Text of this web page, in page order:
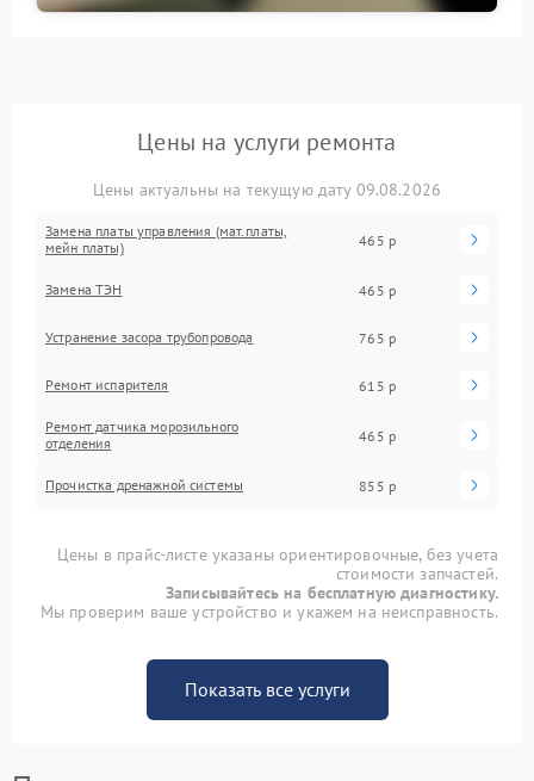
Цены на услуги ремонта
Цены актуальны на текущую дату 09.08.2026
Замена платы управления (мат.платы,
мейн платы)
465 р
Замена ТЭН 465 р
Устранение засора трубопровода 765 р
Ремонт испарителя 615 р
Ремонт датчика морозильного
отделения
465 р
Прочистка дренажной системы 855 р
Цены в прайс-листе указаны ориентировочные, без учета
стоимости запчастей.
Записывайтесь на бесплатную диагностику.
Мы проверим ваше устройство и укажем на неисправность.
Показать все услуги